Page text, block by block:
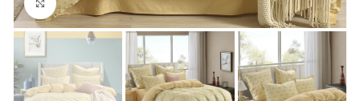
Нажмите, чтобы увеличить